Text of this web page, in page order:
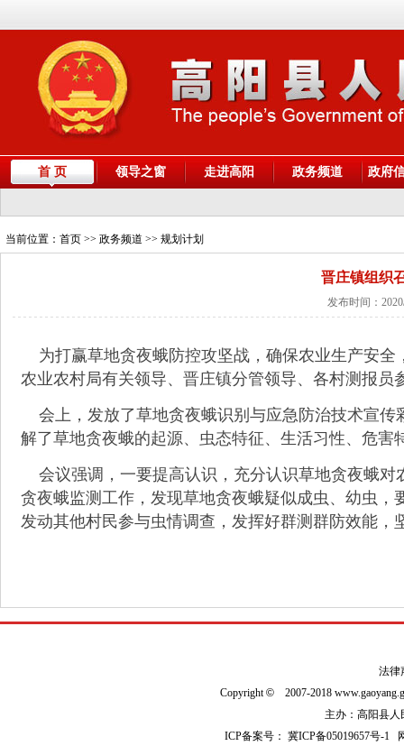
首 页 领导之窗 走进高阳 政务频道 政府
当前位置： 首页 >> 政务频道 >> 规划计划
晋庄镇组织
发布时间：
为打赢草地贪夜蛾防控攻坚战，确保农业生产安
农业农村局有关领导、晋庄镇分管领导、各村测报员
会上，发放了草地贪夜蛾识别与应急防治技术宣传
解了草地贪夜蛾的起源、虫态特征、生活习性、危
会议强调，一要提高认识，充分认识草地贪夜蛾对
贪夜蛾监测工作，发现草地贪夜蛾疑似成虫、幼虫
发动其他村民参与虫情调查，发挥好群测群防效能，
法律
Copyright© 2007-2018
主办：高阳县人
ICP备案号：冀ICP备05019657号-1